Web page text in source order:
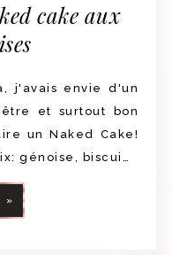
cake aux
j'avais envie d'un
et surtout bon
un Naked Cake!
génoise, biscui…
»